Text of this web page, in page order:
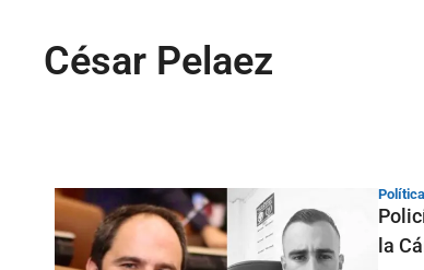
César Pelaez
Política
la